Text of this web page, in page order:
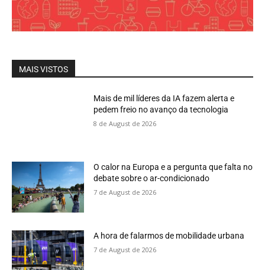
MAIS VISTOS
Mais de mil líderes da IA fazem alerta e
pedem freio no avanço da tecnologia
8 de August de 2026
O calor na Europa e a pergunta que falta no
debate sobre o ar-condicionado
7 de August de 2026
A hora de falarmos de mobilidade urbana
7 de August de 2026